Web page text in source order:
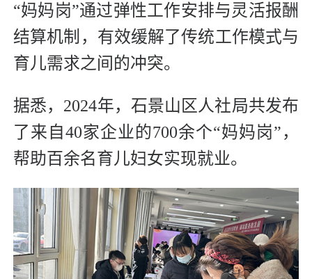
“妈妈岗”通过弹性工作安排与灵活报酬
结算机制，有效缓解了传统工作模式与
育儿需求之间的冲突。
据悉，2024年，石景山区人社局共发布
了来自40家企业的700余个“妈妈岗”，
帮助百余名育儿妇女实现就业。